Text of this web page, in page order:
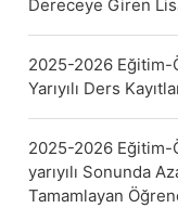
Dereceye Giren
2025-2026 Eğitim-
Yarıyılı Ders
2025-2026 Eğitim-
yarıyılı Sonunda
Tamamlayan